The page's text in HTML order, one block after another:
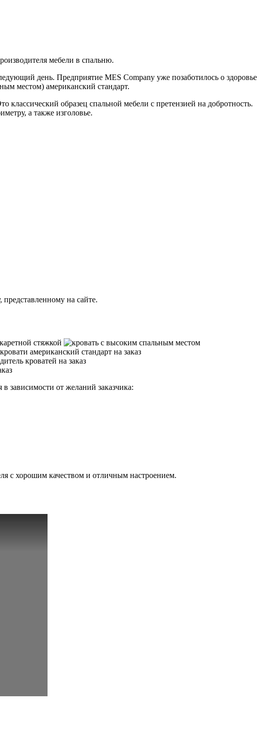
мебели в спальню.
день. Предприятие MES Company уже позаботилось о здоровье
местом) американский стандарт.
образец спальной мебели с претензией на добротность.
а также изголовье.
на сайте.
зависимости от желаний заказчика:
с хорошим качеством и отличным настроением.